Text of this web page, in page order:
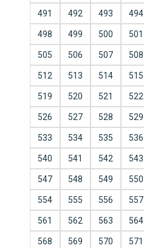
491 492 493 494
498 499 500 501
505 506 507 508
512 513 514 515
519 520 521 522
526 527 528 529
533 534 535 536
540 541 542 543
547 548 549 550
554 555 556 557
561 562 563 564
568 569 570 571